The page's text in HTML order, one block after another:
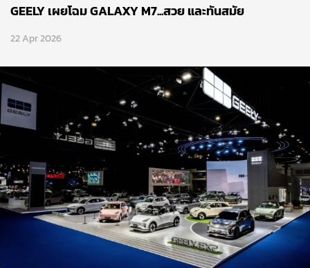
GEELY เผยโฉม GALAXY M7...สวย และทันสมัย
22 Apr 2026